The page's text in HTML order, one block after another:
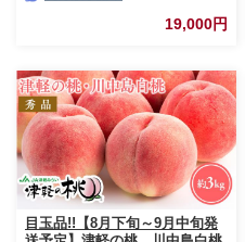
19,000円
目玉品!!【8月下旬～9月中旬発